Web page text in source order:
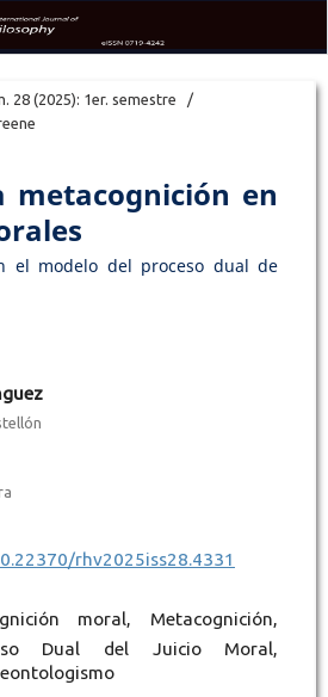
28 (2025): 1er. semestre
/
metacognición en
el modelo del proceso dual de
rhv2025iss28.4331
moral, Metacognición,
Dual del Juicio Moral,